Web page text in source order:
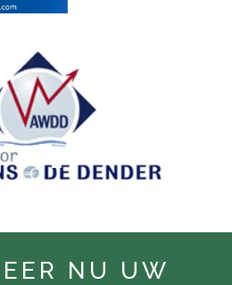
NU UW